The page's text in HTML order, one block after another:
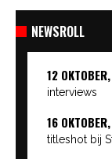
NEWSROLL
12
interviews
16
titleshot bij